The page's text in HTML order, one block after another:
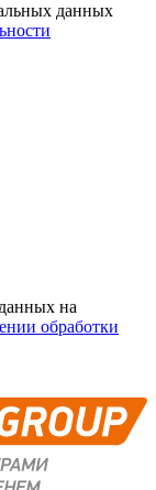
данных
на
обработки